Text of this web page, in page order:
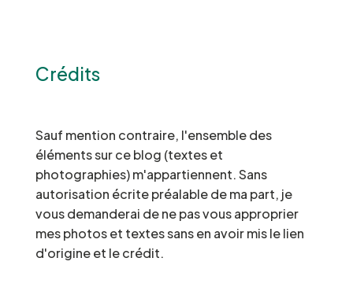
Crédits
Sauf mention contraire, l'ensemble des
éléments sur ce blog (textes et
photographies) m'appartiennent. Sans
autorisation écrite préalable de ma part, je
vous demanderai de ne pas vous approprier
mes photos et textes sans en avoir mis le lien
d'origine et le crédit.